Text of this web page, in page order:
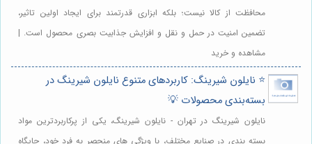
محافظت از کالا نیست؛ بلکه ابزاری قدرتمند برای ایجاد اولین تاثیر،
تضمین امنیت در حمل و نقل و افزایش جذابیت بصری محصول است. |
مشاهده و خرید
⭐️ نایلون شیرینگ: کاربردهای متنوع نایلون شیرینگ در
بسته‌بندی محصولات 💡
نایلون شیرینگ در تهران - نایلون شیرینگ، یکی از پرکاربردترین مواد
بسته بندی در صنایع مختلف، با ویژگی های منحصر به فرد خود، جایگاه